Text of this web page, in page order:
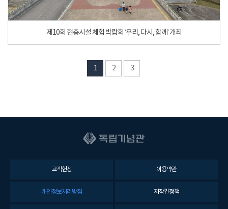
제10회 현충시설 체험 박람회 ‘우리, 다시, 함께’ 개최
1 2 3
고객헌장 이용약관
개인정보처리방침 저작권정책